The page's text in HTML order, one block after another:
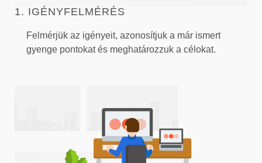
1. IGÉNYFELMÉRÉS
Felmérjük az igényeit, azonosítjuk a már ismert
gyenge pontokat és meghatározzuk a célokat.